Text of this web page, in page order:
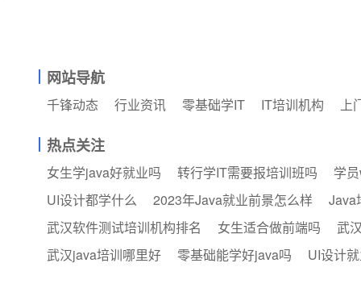
深圳
西安
青岛
重庆
太原
网站导航
千锋动态 行业资讯 零基础学IT IT培训机构 上
热点关注
女生学java好就业吗 转行学IT需要报培训班吗
学
UI设计都学什么
2023年Java就业前景怎么样
Java
武汉软件测试培训机构排名
女生适合做前端吗
武
武汉java培训哪里好
零基础能学好java吗 UI设计